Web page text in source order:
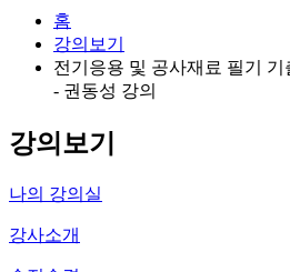
홈
강의보기
전기응용 및 공사재료 필기
- 권동성 강의
강의보기
나의 강의실
강사소개